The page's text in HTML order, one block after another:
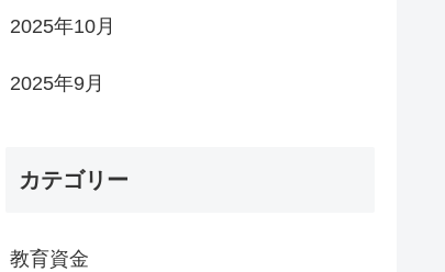
2025年10月
2025年9月
カテゴリー
教育資金